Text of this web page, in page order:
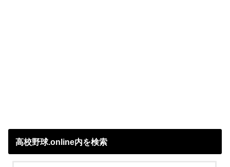
高校野球.online内を検索